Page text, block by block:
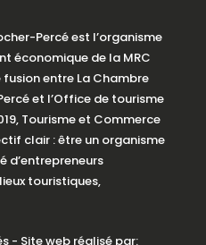
Percé est l’organisme
économique de la MRC
fusion entre La Chambre
et l’Office de tourisme
Tourisme et Commerce
clair : être un organisme
d’entrepreneurs
touristiques,
- Site web réalisé par: